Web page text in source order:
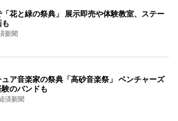
花と緑の祭典」 展示即売や体験教室、ステー
新聞
ュア音楽家の祭典「高砂音楽祭」 ベンチャーズ
のバンドも
済新聞